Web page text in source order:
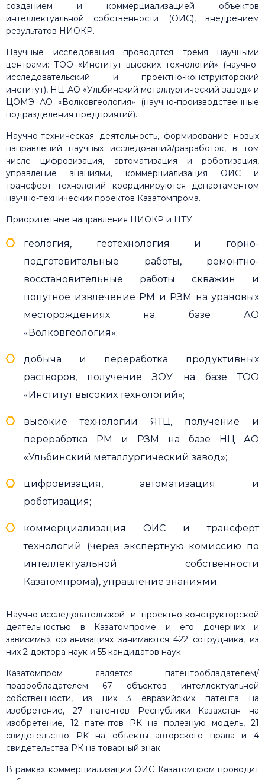
созданием и коммерциализацией объектов
интеллектуальной собственности (ОИС), внедрением
результатов НИОКР.
Научные исследования проводятся тремя научными
центрами: ТОО «Институт высоких технологий» (научно-
исследовательский и проектно-конструкторский
институт), НЦ АО «Ульбинский металлургический завод» и
ЦОМЭ АО «Волковгеология» (научно-производственные
подразделения предприятий).
Научно-техническая деятельность, формирование новых
направлений научных исследований/разработок, в том
числе цифровизация, автоматизация и роботизация,
управление знаниями, коммерциализация ОИС и
трансферт технологий координируются департаментом
научно-технических проектов Казатомпрома.
Приоритетные направления НИОКР и НТУ:
геология, геотехнология и горно-
подготовительные работы, ремонтно-
восстановительные работы скважин и
попутное извлечение РМ и РЗМ на урановых
месторождениях на базе АО
«Волковгеология»;
добыча и переработка продуктивных
растворов, получение ЗОУ на базе ТОО
«Институт высоких технологий»;
высокие технологии ЯТЦ, получение и
переработка РМ и РЗМ на базе НЦ АО
«Ульбинский металлургический завод»;
цифровизация, автоматизация и
роботизация;
коммерциализация ОИС и трансферт
технологий (через экспертную комиссию по
интеллектуальной собственности
Казатомпрома), управление знаниями.
Научно-исследовательской и проектно-конструкторской
деятельностью в Казатомпроме и его дочерних и
зависимых организациях занимаются 422 сотрудника, из
них 2 доктора наук и 55 кандидатов наук.
Казатомпром является патентообладателем/
правообладателем 67 объектов интеллектуальной
собственности, из них 3 евразийских патента на
изобретение, 27 патентов Республики Казахстан на
изобретение, 12 патентов РК на полезную модель, 21
свидетельство РК на объекты авторского права и 4
свидетельства РК на товарный знак.
В рамках коммерциализации ОИС Казатомпром проводит